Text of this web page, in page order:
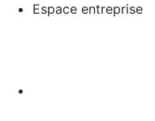
Espace entreprise